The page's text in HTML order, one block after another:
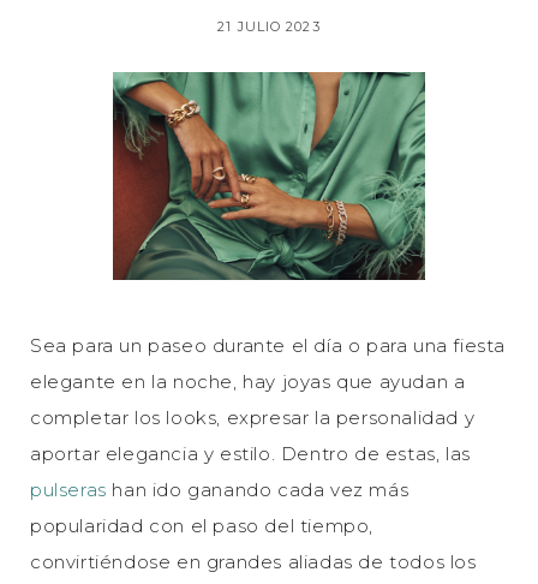
21 JULIO 2023
Sea para un paseo durante el día o para una fiesta
elegante en la noche, hay joyas que ayudan a
completar los looks, expresar la personalidad y
aportar elegancia y estilo. Dentro de estas, las
pulseras han ido ganando cada vez más
popularidad con el paso del tiempo,
convirtiéndose en grandes aliadas de todos los